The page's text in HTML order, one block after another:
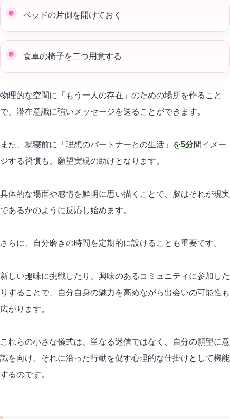
ベッドの片側を開けておく
食卓の椅子を二つ用意する
物理的な空間に「もう一人の存在」のための場所を作ること
で、潜在意識に強いメッセージを送ることができます。
また、就寝前に「理想のパートナーとの生活」を5分間イメー
ジする習慣も、願望実現の助けとなります。
具体的な場面や感情を鮮明に思い描くことで、脳はそれが現実
であるかのように反応し始めます。
さらに、自分磨きの時間を定期的に設けることも重要です。
新しい趣味に挑戦したり、興味のあるコミュニティに参加した
りすることで、自分自身の魅力を高めながら出会いの可能性も
広がります。
これらの小さな儀式は、単なる迷信ではなく、自分の願望に意
識を向け、それに沿った行動を促す心理的な仕掛けとして機能
するのです。